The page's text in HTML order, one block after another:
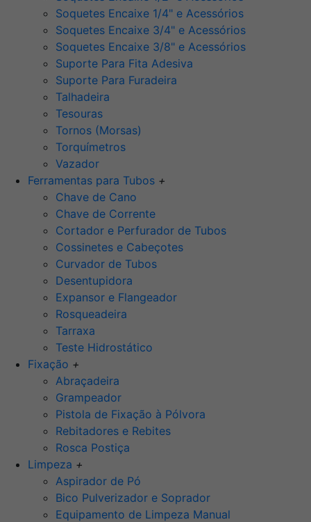
Soquetes Encaixe 1/4" e Acessórios
Soquetes Encaixe 3/4" e Acessórios
Soquetes Encaixe 3/8" e Acessórios
Suporte Para Fita Adesiva
Suporte Para Furadeira
Talhadeira
Tesouras
Tornos (Morsas)
Torquímetros
Vazador
Ferramentas para Tubos +
Chave de Cano
Chave de Corrente
Cortador e Perfurador de Tubos
Cossinetes e Cabeçotes
Curvador de Tubos
Desentupidora
Expansor e Flangeador
Rosqueadeira
Tarraxa
Teste Hidrostático
Fixação +
Abraçadeira
Grampeador
Pistola de Fixação à Pólvora
Rebitadores e Rebites
Rosca Postiça
Limpeza +
Aspirador de Pó
Bico Pulverizador e Soprador
Equipamento de Limpeza Manual